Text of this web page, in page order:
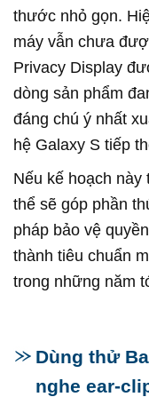
thước nhỏ gọn.
máy vẫn chưa
Privacy Display
dòng sản phẩm
đáng chú ý nhất
hệ Galaxy S tiếp
Nếu kế hoạch
thể sẽ góp phần
pháp bảo vệ
thành tiêu chuẩn
trong những năm
Dùng thử
nghe ear-